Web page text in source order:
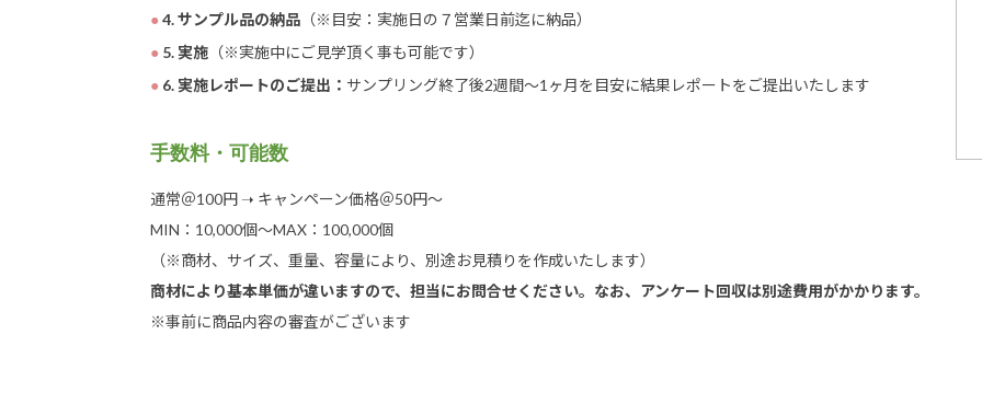
4. サンプル品の納品 （※目安：実施日の７営業日前迄に納品）
5. 実施 （※実施中にご見学頂く事も可能です）
6. 実施レポートのご提出： サンプリング終了後2週間～1ヶ月を目安に結果レポートをご提出いたします
手数料・可能数
通常＠100円 ➝ キャンペーン価格＠50円～
MIN：10,000個～MAX：100,000個
（※商材、サイズ、重量、容量により、別途お見積りを作成いたします）
商材により基本単価が違いますので、担当にお問合せください。なお、アンケート回収は別途費用がかかります。
※事前に商品内容の審査がございます